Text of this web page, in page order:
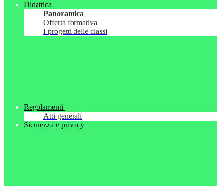
Didattica
Panoramica
Offerta formativa
I progetti delle classi
Regolamenti
Atti generali
Sicurezza e privacy